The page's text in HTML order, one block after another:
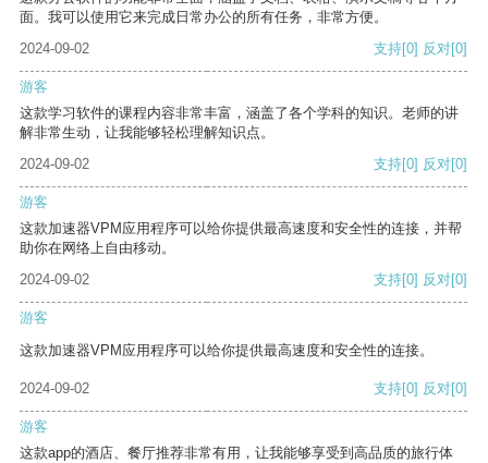
面。我可以使用它来完成日常办公的所有任务，非常方便。
2024-09-02
支持[0] 反对[0]
游客
这款学习软件的课程内容非常丰富，涵盖了各个学科的知识。老师的讲
解非常生动，让我能够轻松理解知识点。
2024-09-02
支持[0] 反对[0]
游客
这款加速器VPM应用程序可以给你提供最高速度和安全性的连接，并帮
助你在网络上自由移动。
2024-09-02
支持[0] 反对[0]
游客
这款加速器VPM应用程序可以给你提供最高速度和安全性的连接。
2024-09-02 支持[0] 反对[0]
游客
这款app的酒店、餐厅推荐非常有用，让我能够享受到高品质的旅行体